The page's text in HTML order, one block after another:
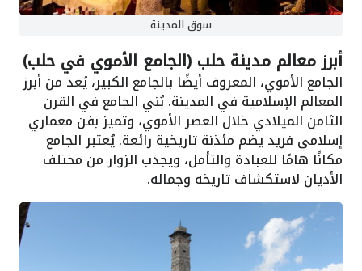
سوق المدينة
أبرز معالم مدينة حلب (الجامع الأموي في حلب)
الجامع الأموي، المعروف أيضًا بالجامع الكبير، يُعد من أبرز
المعالم الإسلامية في المدينة. بُني الجامع في القرن
الثامن الميلادي خلال العصر الأموي، وتميز بفن معماري
إسلامي فريد يضم مئذنة تاريخية رائعة. يُعتبر الجامع
مكانًا هامًا للعبادة والتأمل، ويجذب الزوار من مختلف
الأديان لاستكشاف تاريخه وجماله.